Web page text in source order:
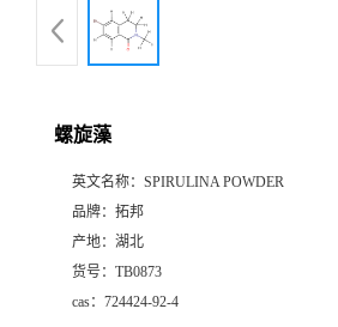
螺旋藻
英文名称： SPIRULINA POWDER
品牌： 拓邦
产地： 湖北
货号： TB0873
cas： 724424-92-4